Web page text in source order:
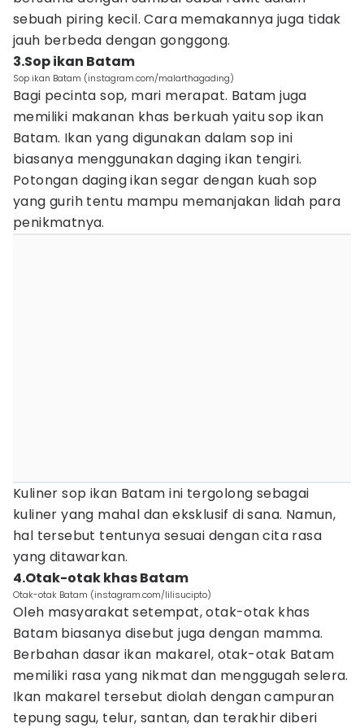
sebuah piring kecil. Cara memakannya juga tidak
jauh berbeda dengan gonggong.
3.Sop ikan Batam
Sop ikan Batam (instagram.com/malarthagading)
Bagi pecinta sop, mari merapat. Batam juga
memiliki makanan khas berkuah yaitu sop ikan
Batam. Ikan yang digunakan dalam sop ini
biasanya menggunakan daging ikan tengiri.
Potongan daging ikan segar dengan kuah sop
yang gurih tentu mampu memanjakan lidah para
penikmatnya.
Kuliner sop ikan Batam ini tergolong sebagai
kuliner yang mahal dan eksklusif di sana. Namun,
hal tersebut tentunya sesuai dengan cita rasa
yang ditawarkan.
4.Otak-otak khas Batam
Otak-otak Batam (instagram.com/lilisucipto)
Oleh masyarakat setempat, otak-otak khas
Batam biasanya disebut juga dengan mamma.
Berbahan dasar ikan makarel, otak-otak Batam
memiliki rasa yang nikmat dan menggugah selera.
Ikan makarel tersebut diolah dengan campuran
tepung sagu, telur, santan, dan terakhir diberi